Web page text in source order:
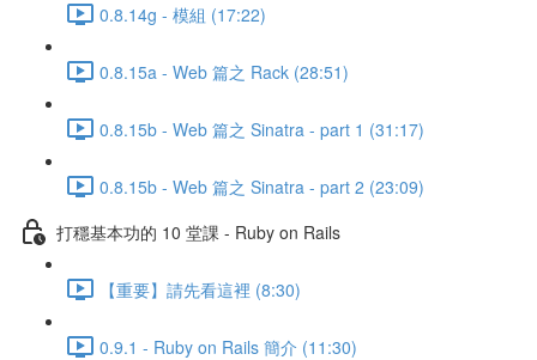
0.8.14g - 模組 (17:22)
0.8.15a - Web 篇之 Rack (28:51)
0.8.15b - Web 篇之 Sinatra - part 1 (31:17)
0.8.15b - Web 篇之 Sinatra - part 2 (23:09)
打穩基本功的 10 堂課 - Ruby on Rails
【重要】請先看這裡 (8:30)
0.9.1 - Ruby on Rails 簡介 (11:30)